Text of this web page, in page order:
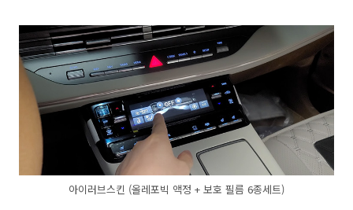
아이러브스킨 (올레포빅 액정 + 보호 필름 6종세트)